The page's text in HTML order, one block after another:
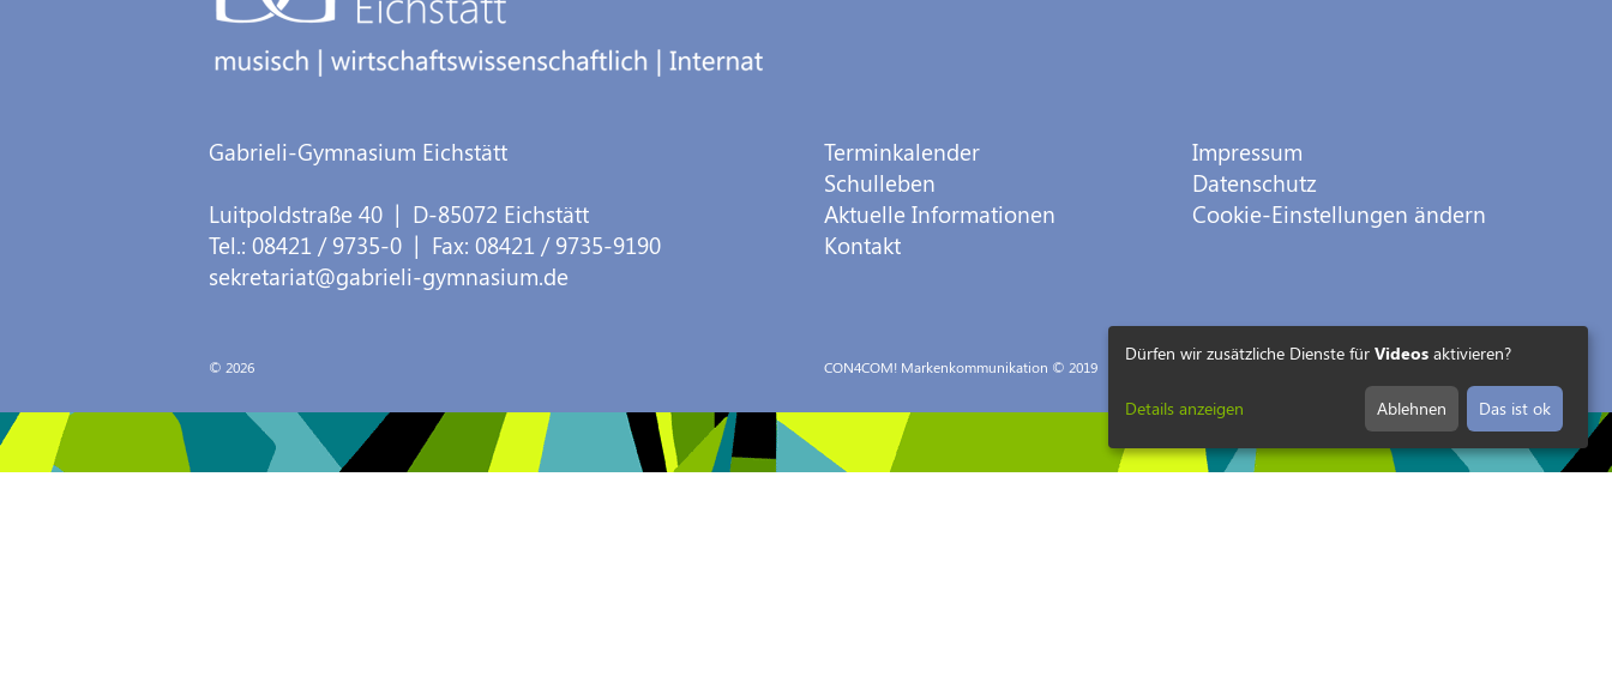
Gabrieli-Gymnasium Eichstätt
Luitpoldstraße 40 | D-85072 Eichstätt
Tel.:08421 / 9735-0 | Fax:08421 / 9735-9190
sekretariat@gabrieli-gymnasium.de
© 2026
Terminkalender
Schulleben
Aktuelle Informationen
Kontakt
CON4COM! Markenkommunikation © 2019
Impressum
Datenschutz
Cookie-Einstellungen ändern
Dürfen wir zusätzliche Dienste für Videos aktivieren?
Details anzeigen Ablehnen Das ist ok